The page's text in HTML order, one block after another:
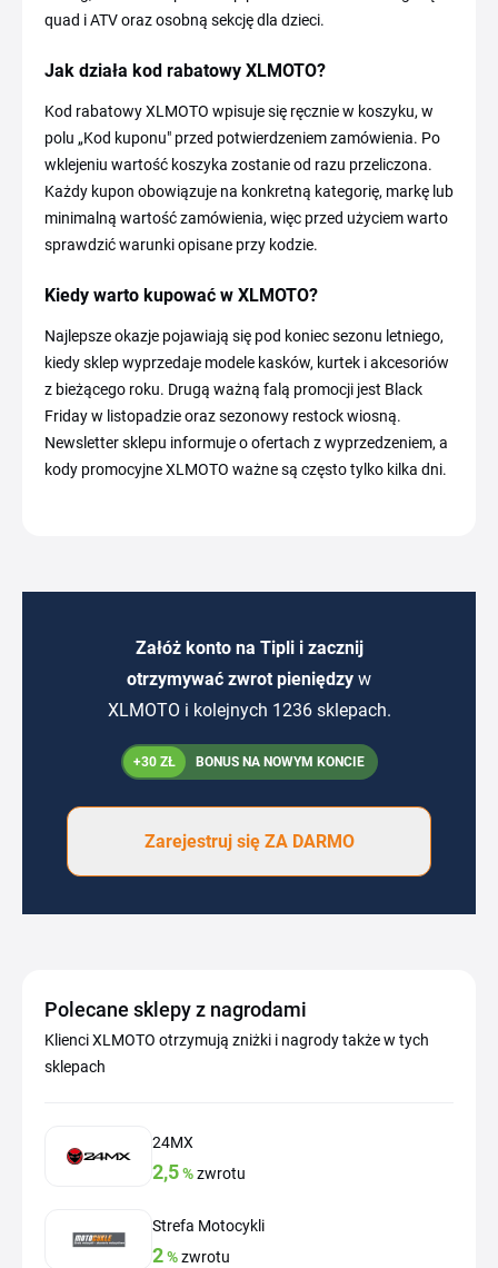
quad i ATV oraz osobną sekcję dla dzieci.
Jak działa kod rabatowy XLMOTO?
Kod rabatowy XLMOTO wpisuje się ręcznie w koszyku, w
polu „Kod kuponu" przed potwierdzeniem zamówienia. Po
wklejeniu wartość koszyka zostanie od razu przeliczona.
Każdy kupon obowiązuje na konkretną kategorię, markę lub
minimalną wartość zamówienia, więc przed użyciem warto
sprawdzić warunki opisane przy kodzie.
Kiedy warto kupować w XLMOTO?
Najlepsze okazje pojawiają się pod koniec sezonu letniego,
kiedy sklep wyprzedaje modele kasków, kurtek i akcesoriów
z bieżącego roku. Drugą ważną falą promocji jest Black
Friday w listopadzie oraz sezonowy restock wiosną.
Newsletter sklepu informuje o ofertach z wyprzedzeniem, a
kody promocyjne XLMOTO ważne są często tylko kilka dni.
Załóż konto na Tipli i zacznij
otrzymywać zwrot pieniędzy w
XLMOTO i kolejnych 1236 sklepach.
+30 ZŁ BONUS NA NOWYM KONCIE
Zarejestruj się ZA DARMO
Polecane sklepy z nagrodami
Klienci XLMOTO otrzymują zniżki i nagrody także w tych
sklepach
24MX
2,5%zwrotu
Strefa Motocykli
2%zwrotu